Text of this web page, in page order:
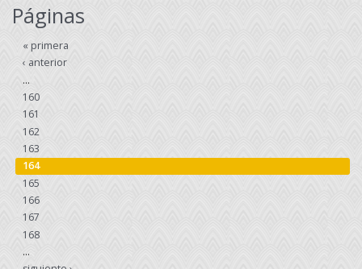
Páginas
« primera
‹ anterior
…
160
161
162
163
164
165
166
167
168
…